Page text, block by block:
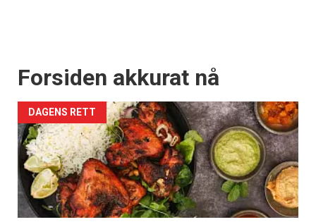
Forsiden akkurat nå
DAGENS RETT